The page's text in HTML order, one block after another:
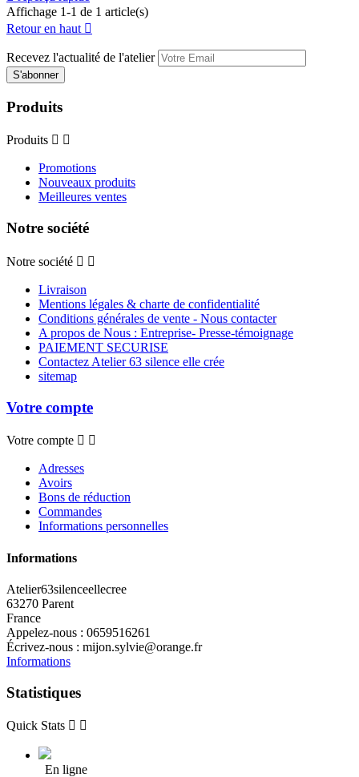
Affichage 1-1 de 1 article(s)
Retour en haut 
Recevez l'actualité de l'atelier
Produits
Produits  
Promotions
Nouveaux produits
Meilleures ventes
Notre société
Notre société  
Livraison
Mentions légales & charte de confidentialité
Conditions générales de vente - Nous contacter
A propos de Nous : Entreprise- Presse-témoignage
PAIEMENT SECURISE
Contactez Atelier 63 silence elle crée
sitemap
Votre compte
Votre compte  
Adresses
Avoirs
Bons de réduction
Commandes
Informations personnelles
Informations
Atelier63silenceellecree
63270 Parent
France
Appelez-nous : 0659516261
Écrivez-nous : mijon.sylvie@orange.fr
Informations
Statistiques
Quick Stats  
En ligne